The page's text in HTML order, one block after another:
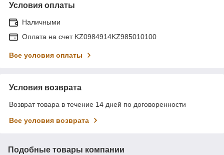
Условия оплаты
Наличными
Оплата на счет KZ0984914KZ985010100
Все условия оплаты
Условия возврата
Возврат товара в течение 14 дней по договоренности
Все условия возврата
Подобные товары компании